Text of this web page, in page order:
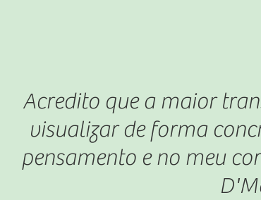
Acredito que a maior
visualizar de forma
pensamento e no meu